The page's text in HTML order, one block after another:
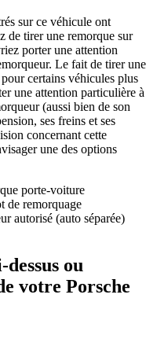
sur ce véhicule ont
de tirer une remorque sur
porter une attention
Le fait de tirer une
certains véhicules plus
une attention particulière à
(aussi bien de son
ses freins et ses
concernant cette
une des options
porte-voiture
de remorquage
autorisé (auto séparée)
ou
votre Porsche